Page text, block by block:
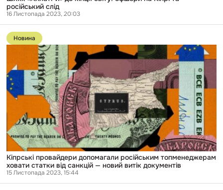
російський слід
16 Листопада 2023, 20:03
Перейти
до
публікації
провайдери
допомагали
російським
топменеджерам
ховати
статки
санкцій —
новий
витік
документів
Новина
Кіпрські провайдери допомагали російським топменеджерам
ховати статки від санкцій — новий витік документів
15 Листопада 2023, 15:44